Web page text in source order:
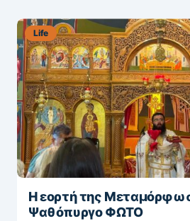
Life
Η εορτή της
Ψαθόπυργο ΦΩΤΟ